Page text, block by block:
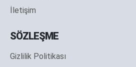
İletişim
SÖZLEŞME
Gizlilik Politikası